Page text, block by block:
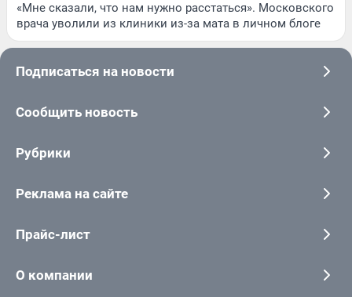
«Мне сказали, что нам нужно расстаться». Московского
врача уволили из клиники из-за мата в личном блоге
Подписаться на новости
Сообщить новость
Рубрики
Реклама на сайте
Прайс-лист
О компании